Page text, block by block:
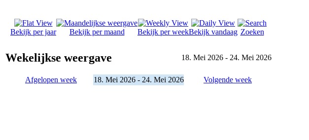
Bekijk per jaar Bekijk per maand Bekijk per weekBekijk vandaag Zoeken
Wekelijkse weergave 18. Mei 2026 - 24. Mei 2026
Afgelopen week 18. Mei 2026 - 24. Mei 2026 Volgende week